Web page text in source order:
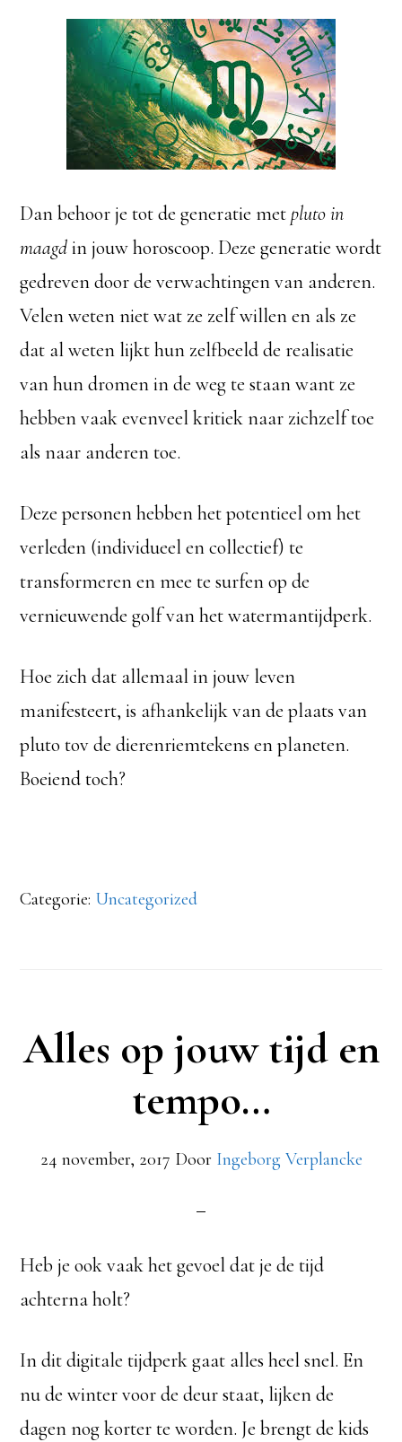
Dan behoor je tot de generatie metpluto in
maagdin jouw horoscoop. Deze generatie wordt
gedreven door de verwachtingen van anderen.
Velen weten niet wat ze zelf willen en als ze
dat al weten lijkt hun zelfbeeld de realisatie
van hun dromen in de weg te staan want ze
hebben vaak evenveel kritiek naar zichzelf toe
als naar anderen toe.
Deze personen hebben het potentieel om het
verleden (individueel en collectief) te
transformeren en mee te surfen op de
vernieuwende golf van het watermantijdperk.
Hoe zich dat allemaal in jouw leven
manifesteert, is afhankelijk van de plaats van
pluto tov de dierenriemtekens en planeten.
Boeiend toch?
Categorie: Uncategorized
Alles op jouw tijd en
tempo…
24 november, 2017 Door Ingeborg Verplancke
Heb je ook vaak het gevoel dat je de tijd
achterna holt?
In dit digitale tijdperk gaat alles heel snel. En
nu de winter voor de deur staat, lijken de
dagen nog korter te worden. Je brengt de kids